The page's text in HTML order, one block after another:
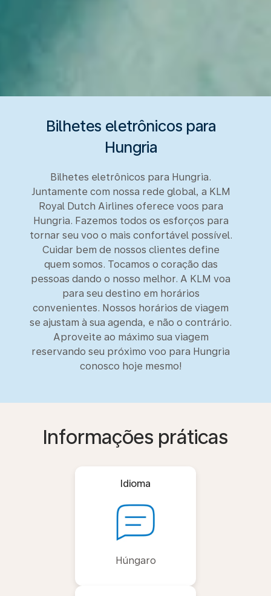
Bilhetes eletrônicos para
Hungria
Bilhetes eletrônicos para Hungria.
Juntamente com nossa rede global, a KLM
Royal Dutch Airlines oferece voos para
Hungria. Fazemos todos os esforços para
tornar seu voo o mais confortável possível.
Cuidar bem de nossos clientes define
quem somos. Tocamos o coração das
pessoas dando o nosso melhor. A KLM voa
para seu destino em horários
convenientes. Nossos horários de viagem
se ajustam à sua agenda, e não o contrário.
Aproveite ao máximo sua viagem
reservando seu próximo voo para Hungria
conosco hoje mesmo!
Informações práticas
Idioma
Húngaro